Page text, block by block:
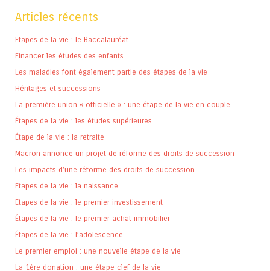
Articles récents
Etapes de la vie : le Baccalauréat
Financer les études des enfants
Les maladies font également partie des étapes de la vie
Héritages et successions
La première union « officielle » : une étape de la vie en couple
Étapes de la vie : les études supérieures
Étape de la vie : la retraite
Macron annonce un projet de réforme des droits de succession
Les impacts d’une réforme des droits de succession
Etapes de la vie : la naissance
Etapes de la vie : le premier investissement
Étapes de la vie : le premier achat immobilier
Étapes de la vie : l’adolescence
Le premier emploi : une nouvelle étape de la vie
La 1ère donation : une étape clef de la vie